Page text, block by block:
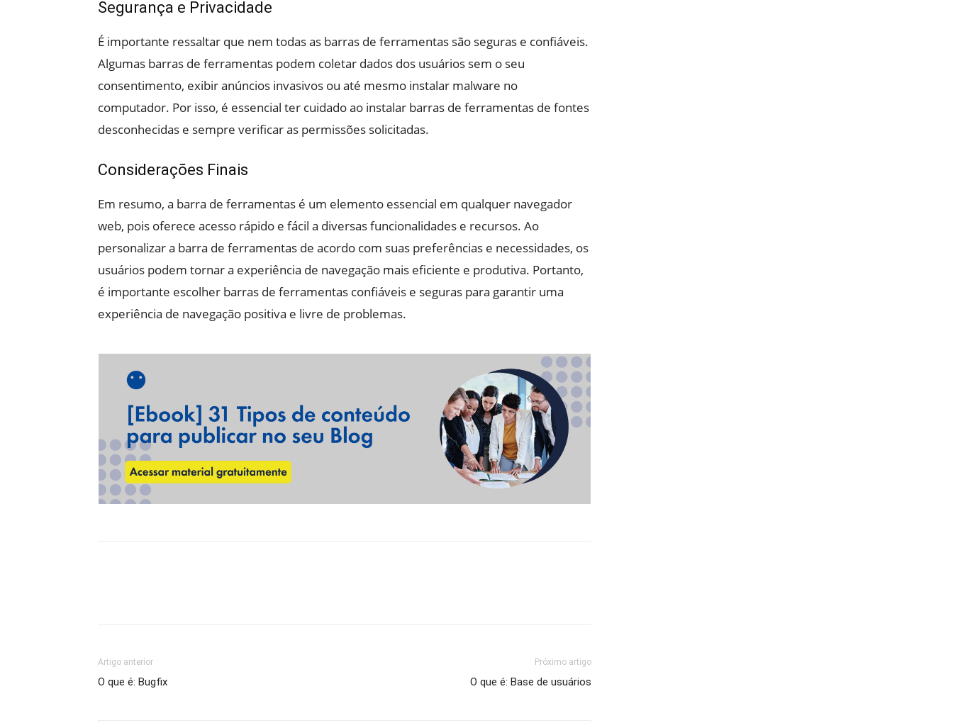
Segurança e Privacidade
É importante ressaltar que nem todas as barras de ferramentas são seguras e confiáveis.
Algumas barras de ferramentas podem coletar dados dos usuários sem o seu
consentimento, exibir anúncios invasivos ou até mesmo instalar malware no
computador. Por isso, é essencial ter cuidado ao instalar barras de ferramentas de fontes
desconhecidas e sempre verificar as permissões solicitadas.
Considerações Finais
Em resumo, a barra de ferramentas é um elemento essencial em qualquer navegador
web, pois oferece acesso rápido e fácil a diversas funcionalidades e recursos. Ao
personalizar a barra de ferramentas de acordo com suas preferências e necessidades, os
usuários podem tornar a experiência de navegação mais eficiente e produtiva. Portanto,
é importante escolher barras de ferramentas confiáveis e seguras para garantir uma
experiência de navegação positiva e livre de problemas.
Artigo anterior
O que é: Bugfix
Próximo artigo
O que é: Base de usuários